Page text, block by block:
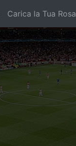
Carica la Tua Rosa